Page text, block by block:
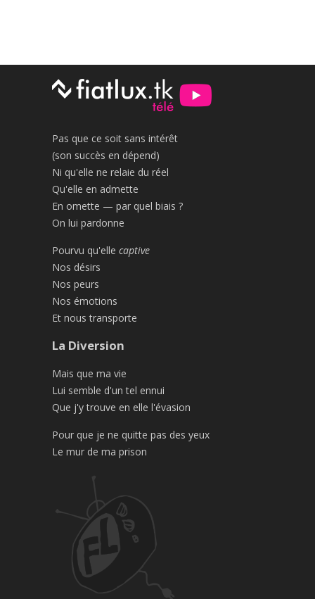
Pas que ce soit sans intérêt
(son succès en dépend)
Ni qu'elle ne relaie du réel
Qu'elle en admette
En omette — par quel biais ?
On lui pardonne
Pourvu qu'elle captive
Nos désirs
Nos peurs
Nos émotions
Et nous transporte
La Diversion
Mais que ma vie
Lui semble d'un tel ennui
Que j'y trouve en elle l'évasion
Pour que je ne quitte pas des yeux
Le mur de ma prison